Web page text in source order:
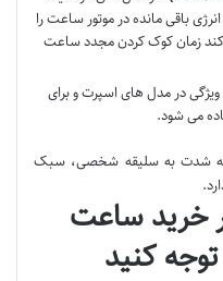
باقی مانده در موتور ساعت را
زمان کوک کردن مجدد ساعت
در مدل های اسپرت و برای
می شود.
به شدت به سلیقه شخصی، سبک
خرید ساعت
کنید